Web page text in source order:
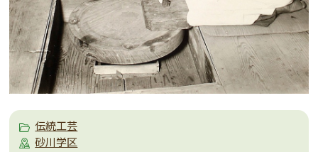
伝統工芸
砂川学区